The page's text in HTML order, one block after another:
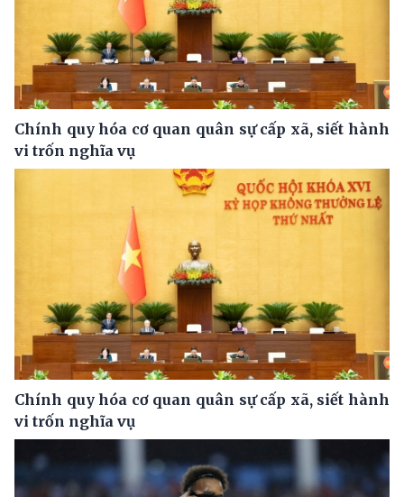
Chính quy hóa cơ quan quân sự cấp xã, siết hành
vi trốn nghĩa vụ
Chính quy hóa cơ quan quân sự cấp xã, siết hành
vi trốn nghĩa vụ